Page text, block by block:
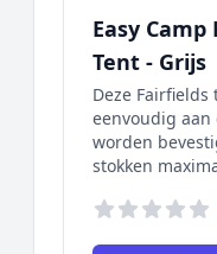
Easy
Tent - Grijs
Deze Fairfields
eenvoudig
worden
stokken